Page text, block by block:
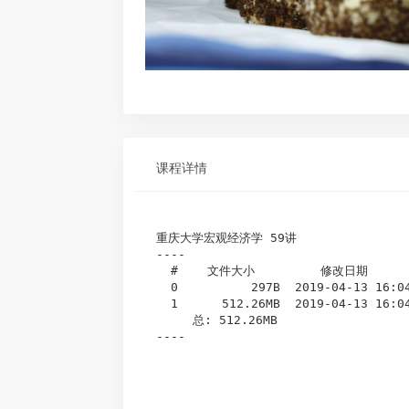
课程详情
重庆大学宏观经济学 59讲
----
#    文件大小         修改日
0          297B  2019-04-13
1      512.26MB  2019-04-13
总: 512.26MB
----